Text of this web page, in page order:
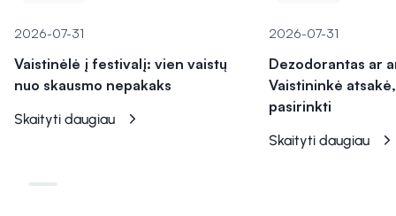
2026-07-31
Vaistinėlė į festivalį: vien vaistų
nuo skausmo nepakaks
Skaityti daugiau
2026-07-31
Dezodorantas ar
Vaistininkė
pasirinkti
Skaityti daugiau